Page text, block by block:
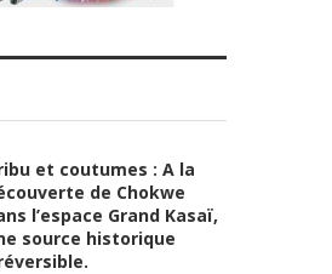
et coutumes : A la
de Chokwe
l’espace Grand Kasaï,
source historique